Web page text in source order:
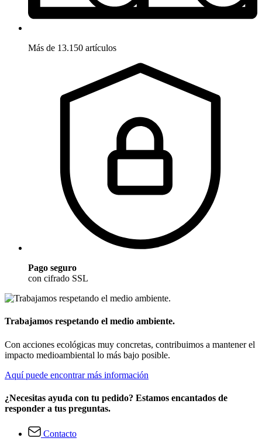
Más de 13.150 artículos
Pago seguro
con cifrado SSL
Trabajamos respetando el medio ambiente.
Con acciones ecológicas muy concretas, contribuimos a mantener el
impacto medioambiental lo más bajo posible.
Aquí puede encontrar más información
¿Necesitas ayuda con tu pedido? Estamos encantados de
responder a tus preguntas.
Contacto